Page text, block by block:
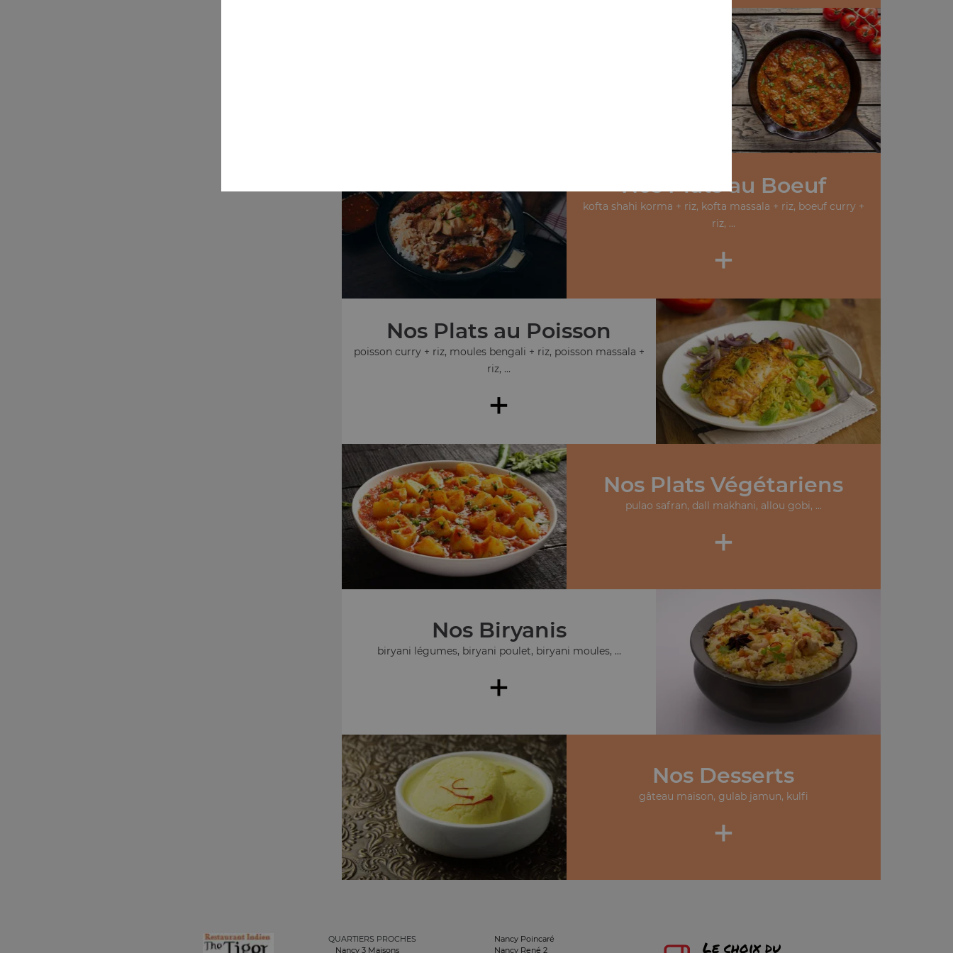
Nos Plats au Boeuf
kofta shahi korma + riz, kofta massala + riz, boeuf curry +
riz, ...
+
Nos Plats au Poisson
poisson curry + riz, moules bengali + riz, poisson massala +
riz, ...
+
Nos Plats Végétariens
pulao safran, dall makhani, allou gobi, ...
+
Nos Biryanis
biryani légumes, biryani poulet, biryani moules, ...
+
Nos Desserts
gâteau maison, gulab jamun, kulfi
+
QUARTIERS PROCHES
Nancy 3 Maisons
Nancy Poincaré
Nancy René 2
Le choix du